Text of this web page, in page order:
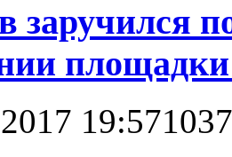
заручился
19:57